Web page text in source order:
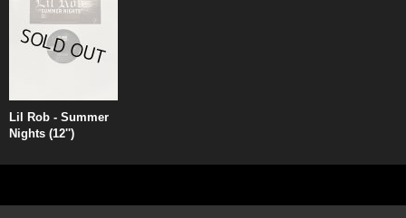
Lil Rob - Summer
Nights (12'')